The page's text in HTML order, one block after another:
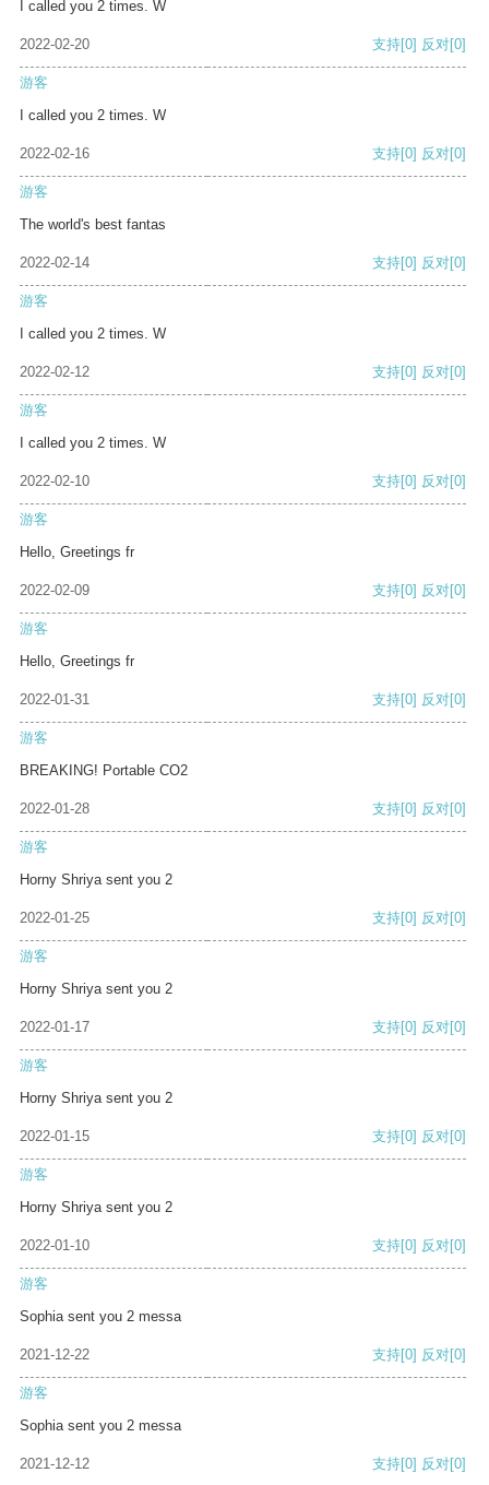
I called you 2 times. W
2022-02-20 支持[0] 反对[0]
游客
I called you 2 times. W
2022-02-16 支持[0] 反对[0]
游客
The world's best fantas
2022-02-14 支持[0] 反对[0]
游客
I called you 2 times. W
2022-02-12 支持[0] 反对[0]
游客
I called you 2 times. W
2022-02-10 支持[0] 反对[0]
游客
Hello, Greetings fr
2022-02-09 支持[0] 反对[0]
游客
Hello, Greetings fr
2022-01-31 支持[0] 反对[0]
游客
BREAKING! Portable CO2
2022-01-28 支持[0] 反对[0]
游客
Horny Shriya sent you 2
2022-01-25 支持[0] 反对[0]
游客
Horny Shriya sent you 2
2022-01-17 支持[0] 反对[0]
游客
Horny Shriya sent you 2
2022-01-15 支持[0] 反对[0]
游客
Horny Shriya sent you 2
2022-01-10 支持[0] 反对[0]
游客
Sophia sent you 2 messa
2021-12-22 支持[0] 反对[0]
游客
Sophia sent you 2 messa
2021-12-12 支持[0] 反对[0]